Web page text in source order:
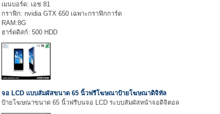
เมนบอร์ด: เอช 81
กราฟิก: nvidia GTX 650 เฉพาะกราฟิกการ์ด
RAM:8G
ฮาร์ดดิสก์: 500 HDD
จอ LCD แบบสัมผัสขนาด 65 นิ้วฟรีโฆษณาป้ายโฆษณาดิจิทัล
ป้ายโฆษณาขนาด 65 นิ้วฟรีบนจอ LCD ระบบสัมผัสหน้าจอดิจิตอล